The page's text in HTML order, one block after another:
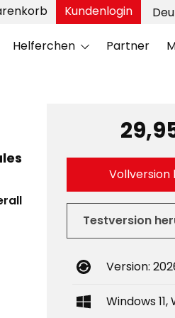
Kundenlogin
Helferchen Partner
Vollversion
Testversion
Version:
Windows 11,